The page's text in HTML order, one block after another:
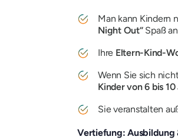
Man kann Kindern
Night Out“ Spaß
Ihre Eltern-Kind-
Wenn Sie sich
Kinder von 6 bis
Sie veranstalten
Vertiefung: Ausbildung